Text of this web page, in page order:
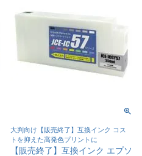
大判向け【販売終了】互換インク コス
トを抑えた高発色プリントに
【販売終了】互換インク エプソ